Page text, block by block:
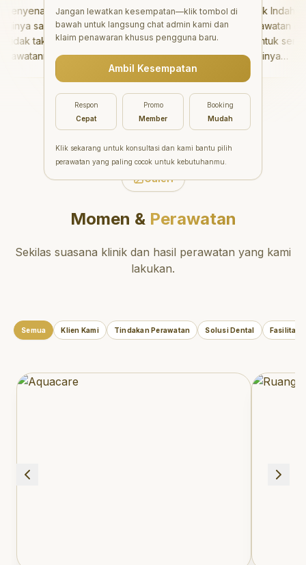
sangat baik
takut sama
tidak
setelahnya.
ke dokter
"Aesthetic Pondok Indah
menawarkan perawatan gigi
yang luar biasa untuk semua
orang. Dokter giginya
profesional, ramah, dan
meluangkan waktu untuk
mengedukasi pasien tentang
kesehatan gigi dan mulut
yang baik. Klinik ini terletak di
daerah yang strategis,
sehingga nyaman untuk
direkomendasikan untuk
dan berkualitas!
Galeri
Momen &Perawatan
Sekilas suasana klinik dan hasil perawatan yang kami
lakukan.
Semua Klien Kami Tindakan Perawatan Solusi Dental Fasilitas
Jangan lewatkan kesempatan—klik tombol di
bawah untuk langsung chat admin kami dan
klaim penawaran khusus pengguna baru.
Ambil Kesempatan
Respon
Cepat
Promo
Member
Booking
Mudah
Klik sekarang untuk konsultasi dan kami bantu pilih
perawatan yang paling cocok untuk kebutuhanmu.